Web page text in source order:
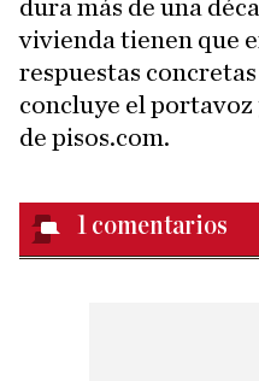
dura más de una
vivienda tienen que
respuestas
concluye el
de pisos.com.
1 comentarios